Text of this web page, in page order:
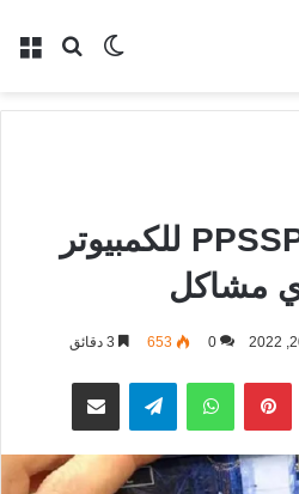
بحث الوضع
تحميل العاب PPSSPP للكمبيوتر
مشاكل
0
653
بينتيريستواتساب تيلقرام مشاركة عبر البريد